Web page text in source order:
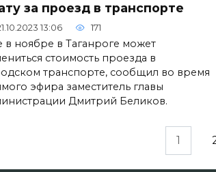
за проезд в транспорте
13:06 171
в ноябре в Таганроге может
стоимость проезда в
транспорте, сообщил во время
эфира заместитель главы
Дмитрий Беликов.
1